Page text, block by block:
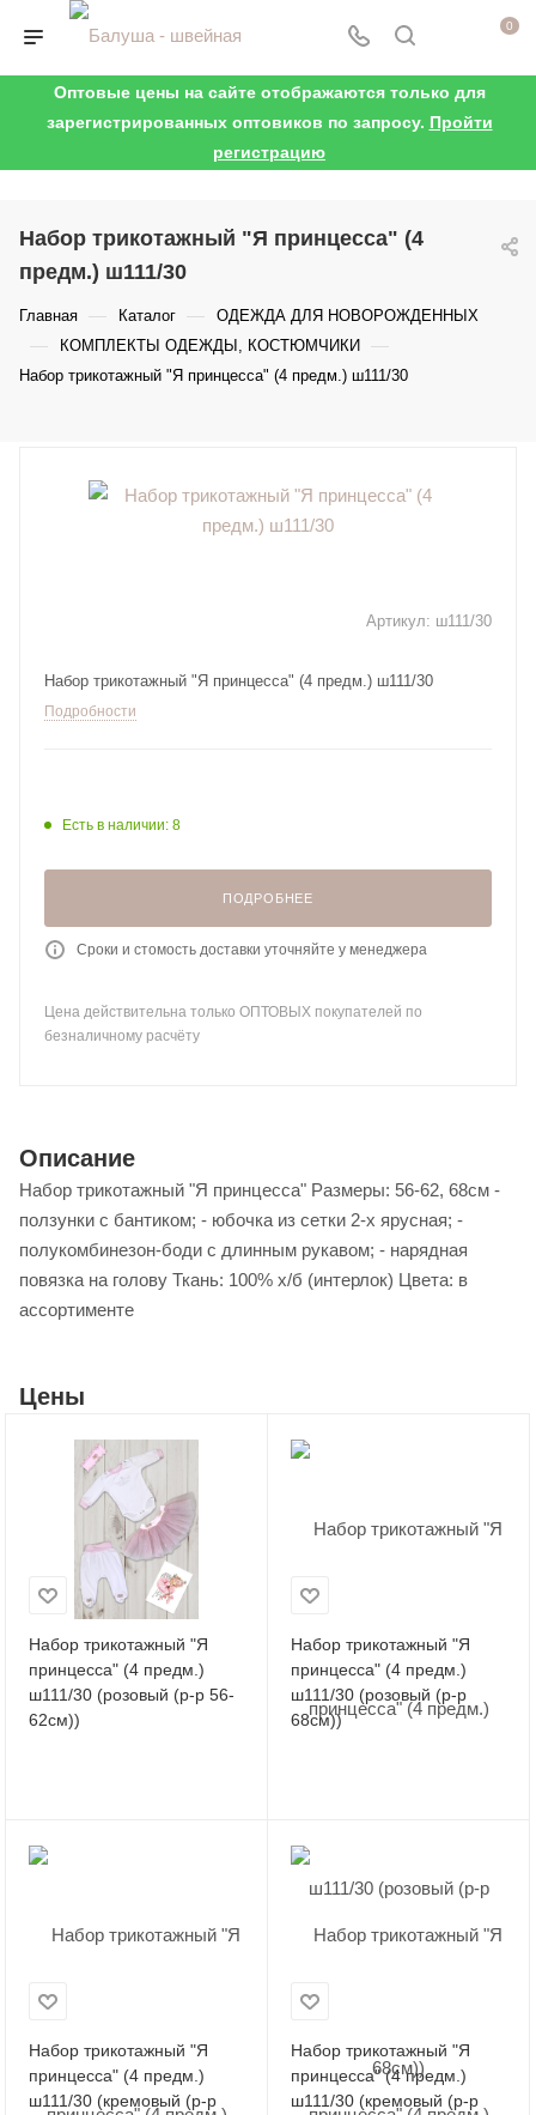
0
Оптовые цены на сайте отображаются только для
зарегистрированных оптовиков по запросу. Пройти
регистрацию
Набор трикотажный "Я принцесса" (4
предм.) ш111/30
Главная — Каталог — ОДЕЖДА ДЛЯ НОВОРОЖДЕННЫХ
— КОМПЛЕКТЫ ОДЕЖДЫ, КОСТЮМЧИКИ —
Набор трикотажный "Я принцесса" (4 предм.) ш111/30
Артикул: ш111/30
Набор трикотажный "Я принцесса" (4 предм.) ш111/30
Подробности
Есть в наличии: 8
ПОДРОБНЕЕ
Сроки и стомость доставки уточняйте у менеджера
Цена действительна только ОПТОВЫХ покупателей по
безналичному расчёту
Описание
Набор трикотажный "Я принцесса" Размеры: 56-62, 68см -
ползунки с бантиком; - юбочка из сетки 2-х ярусная; -
полукомбинезон-боди с длинным рукавом; - нарядная
повязка на голову Ткань: 100% х/б (интерлок) Цвета: в
ассортименте
Цены
Набор трикотажный "Я
принцесса" (4 предм.)
ш111/30 (розовый (р-р 56-
62см))
Набор трикотажный "Я
принцесса" (4 предм.)
ш111/30 (розовый (р-р
68см))
Набор трикотажный "Я
принцесса" (4 предм.)
ш111/30 (кремовый (р-р
Набор трикотажный "Я
принцесса" (4 предм.)
ш111/30 (кремовый (р-р